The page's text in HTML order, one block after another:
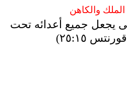
والكاهن
يجعل جميع أعدائه تحت